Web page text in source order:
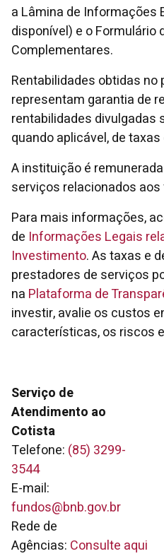
a Lâmina de Informações
disponível) e o Formulário
Complementares.
Rentabilidades obtidas no
representam garantia de
rentabilidades divulgadas
quando aplicável, de taxas
A instituição é
serviços relacionados
Para mais informações,
de Informações Legais
Investimento. As taxas e
prestadores de serviços
na Plataforma de
investir, avalie os custos
características, os riscos
Serviço de
Atendimento ao
Cotista
Telefone: (85) 3299-
3544
E-mail:
fundos@bnb.gov.br
Rede de
Agências: Consulte aqui